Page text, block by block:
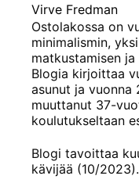
Virve Fredman
Ostolakossa on
minimalismin,
matkustamisen
Blogia kirjoittaa
asunut ja vuonna
muuttanut 37-
koulutukseltaan
Blogi tavoittaa
kävijää (10/2023).